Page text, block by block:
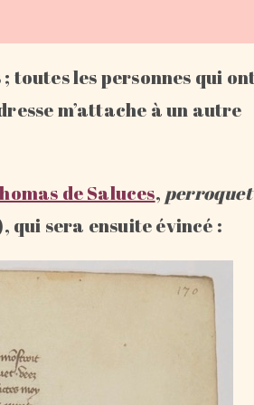
toutes les personnes qui
m’attache à un autre
de Saluces, perroquet
qui sera ensuite évincé :